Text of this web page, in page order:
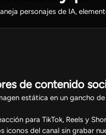
personajes de IA,
de contenido
estática en un gancho
para TikTok, Reels y
iconos del canal sin grabar